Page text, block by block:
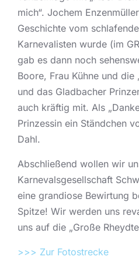
mich“. Jochem
Geschichte vom
Karnevalisten wurde (im
gab es dann noch
Boore, Frau Kühne und die
und das Gladbacher
auch kräftig mit. Als
Prinzessin ein Ständchen
Dahl.
Abschließend wollen wir
Karnevalsgesellschaft
eine grandiose Bewirtung
Spitze! Wir werden uns
uns auf die „Große
>>> Zur Fotostrecke